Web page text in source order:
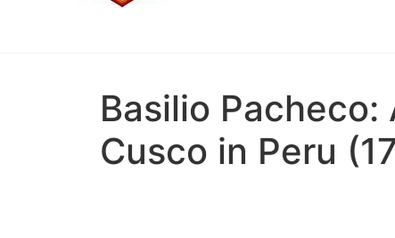
Basilio
Cusco in Peru